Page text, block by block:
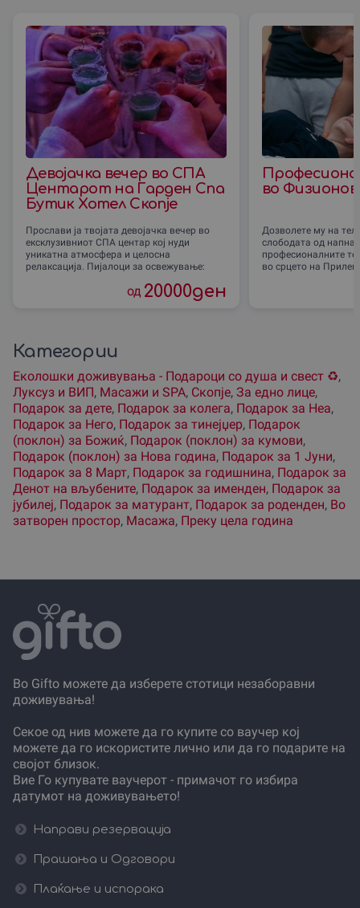
Девојачка вечер во СПА
Центарот на Гарден Спа
Бутик Хотел Скопје
Прослави ја твојата девојачка вечер во
ексклузивниот СПА центар кој нуди
уникатна атмосфера и целосна
релаксација. Пијалоци за освежување:
од 20000ден
во
Дозволете му на
слободата од
професионалните
во срцето на
Категории
Еколошки доживувања - Подароци со душа и свест ♻️,
Луксуз и ВИП, Масажи и SPA, Скопjе, За едно лице,
Подарок за дете, Подарок за колега, Подарок за Неа,
Подарок за Него, Подарок за тинејџер, Подарок
(поклон) за Божиќ, Подарок (поклон) за кумови,
Подарок (поклон) за Нова година, Подарок за 1 Јуни,
Подарок за 8 Март, Подарок за годишнина, Подарок за
Денот на вљубените, Подарок за именден, Подарок за
јубилеј, Подарок за матурант, Подарок за роденден, Во
затворен простор, Масажа, Преку цела година
Во Gifto можете да изберете стотици незаборавни
доживувања!
Секое од нив можете да го купите со ваучер кој
можете да го искористите лично или да го подарите на
својот близок.
Вие Го купувате ваучерот - примачот го избира
датумот на доживувањето!
Направи резервација
Прашања и Одговори
Плаќање и испорака